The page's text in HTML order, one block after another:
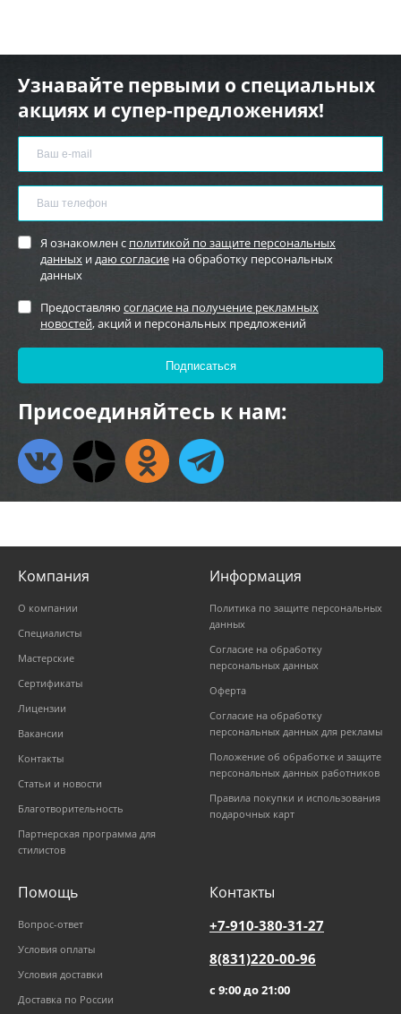
Узнавайте первыми о специальных
акциях и супер-предложениях!
Я ознакомлен с политикой по защите персональных
данных идаю согласие на обработку персональных
данных
Предоставляю согласие на получение рекламных
новостей, акций и персональных предложений
Присоединяйтесь к нам:
Компания
О компании
Специалисты
Мастерские
Сертификаты
Лицензии
Вакансии
Контакты
Статьи и новости
Благотворительность
Партнерская программа для
стилистов
Информация
Политика по защите персональных
данных
Согласие на обработку
персональных данных
Оферта
Согласие на обработку
персональных данных для рекламы
Положение об обработке и защите
персональных данных работников
Правила покупки и использования
подарочных карт
Помощь
Вопрос-ответ
Условия оплаты
Условия доставки
Доставка по России
Контакты
+7-910-380-31-27
8(831)220-00-96
с 9:00 до 21:00